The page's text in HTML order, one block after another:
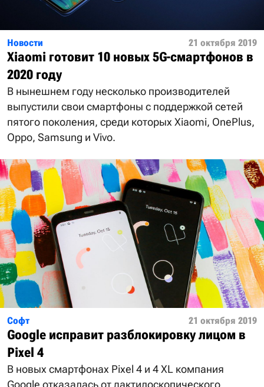
Новости 21 октября 2019
Xiaomi готовит 10 новых 5G-смартфонов в
2020 году
В нынешнем году несколько производителей
выпустили свои смартфоны с поддержкой сетей
пятого поколения, среди которых Xiaomi, OnePlus,
Oppo, Samsung и Vivo.
Софт 21 октября 2019
Google исправит разблокировку лицом в
Pixel 4
В новых смартфонах Pixel 4 и 4 XL компания
Google отказалась от дактилоскопического